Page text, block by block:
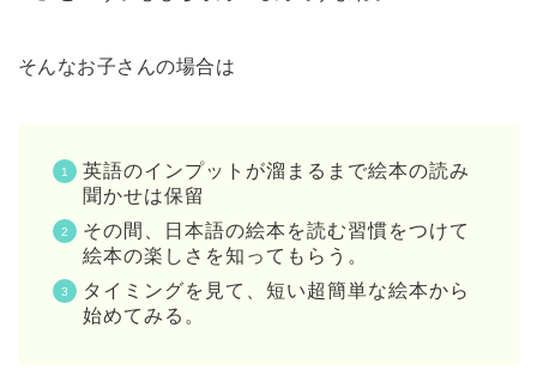
そんなお子さんの場合は
英語のインプットが溜まるまで絵本の読み
聞かせは保留
その間、日本語の絵本を読む習慣をつけて
絵本の楽しさを知ってもらう。
タイミングを見て、短い超簡単な絵本から
始めてみる。